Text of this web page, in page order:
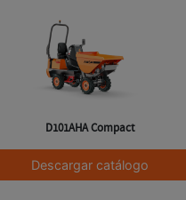
D101AHA Compact
Descargar catálogo